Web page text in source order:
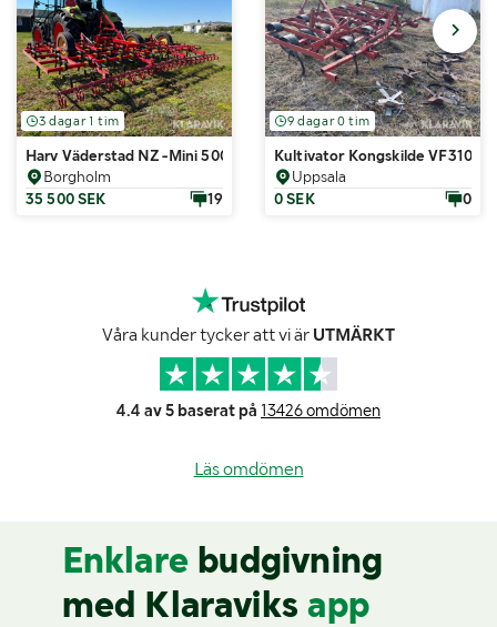
3 dagar 1 tim
Harv Väderstad NZ-Mini 500
Borgholm
35 500 SEK
19
9 dagar 0 tim
Kultivator Kongskilde VF310
Uppsala
0 SEK
0
Våra kunder tycker att vi är UTMÄRKT
4.4 av 5 baserat på 13426 omdömen
Läs omdömen
Enklare budgivning
med Klaraviks app